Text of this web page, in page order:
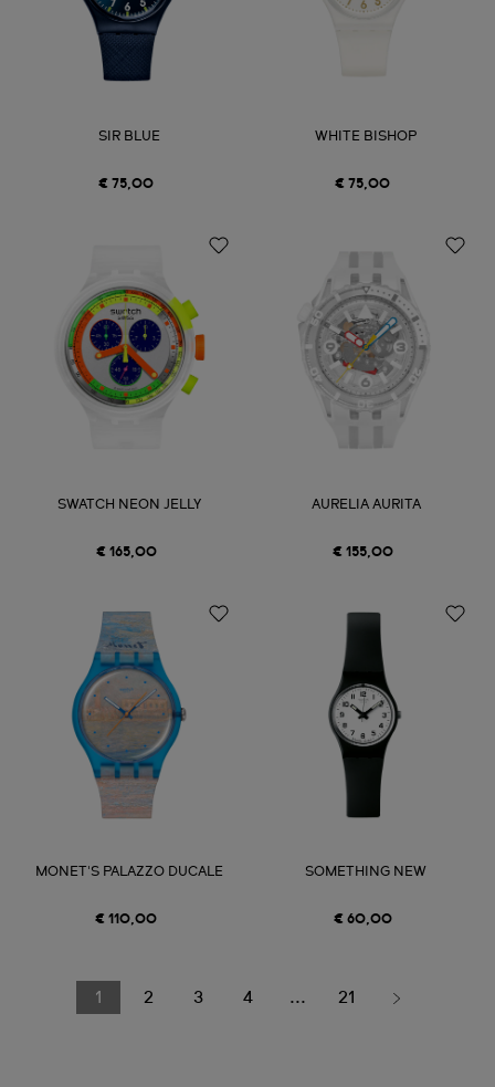
SIR BLUE
€ 75,00
WHITE BISHOP
€ 75,00
SWATCH NEON JELLY
€ 165,00
AURELIA AURITA
€ 155,00
MONET'S PALAZZO DUCALE
€ 110,00
SOMETHING NEW
€ 60,00
1 2 3 4 ... 21